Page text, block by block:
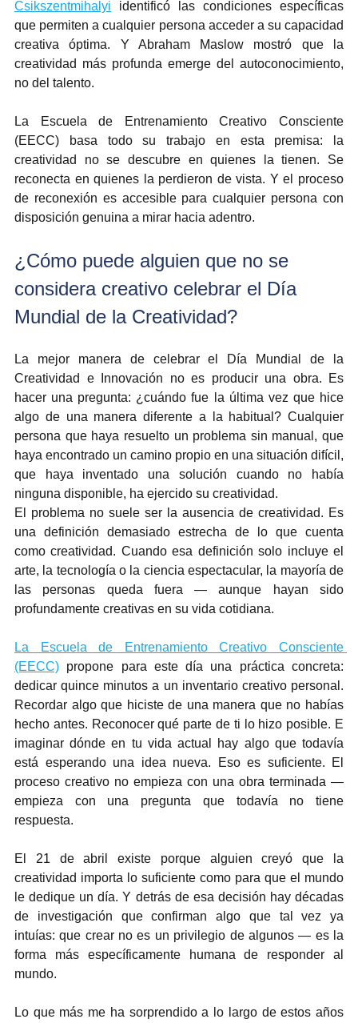
Csikszentmihalyi identificó las condiciones específicas
que permiten a cualquier persona acceder a su capacidad
creativa óptima. Y Abraham Maslow mostró que la
creatividad más profunda emerge del autoconocimiento,
no del talento.
La Escuela de Entrenamiento Creativo Consciente
(EECC) basa todo su trabajo en esta premisa: la
creatividad no se descubre en quienes la tienen. Se
reconecta en quienes la perdieron de vista. Y el proceso
de reconexión es accesible para cualquier persona con
disposición genuina a mirar hacia adentro.
¿Cómo puede alguien que no se
considera creativo celebrar el Día
Mundial de la Creatividad?
La mejor manera de celebrar el Día Mundial de la
Creatividad e Innovación no es producir una obra. Es
hacer una pregunta: ¿cuándo fue la última vez que hice
algo de una manera diferente a la habitual? Cualquier
persona que haya resuelto un problema sin manual, que
haya encontrado un camino propio en una situación difícil,
que haya inventado una solución cuando no había
ninguna disponible, ha ejercido su creatividad.
El problema no suele ser la ausencia de creatividad. Es
una definición demasiado estrecha de lo que cuenta
como creatividad. Cuando esa definición solo incluye el
arte, la tecnología o la ciencia espectacular, la mayoría de
las personas queda fuera — aunque hayan sido
profundamente creativas en su vida cotidiana.
La Escuela de Entrenamiento Creativo Consciente
(EECC) propone para este día una práctica concreta:
dedicar quince minutos a un inventario creativo personal.
Recordar algo que hiciste de una manera que no habías
hecho antes. Reconocer qué parte de ti lo hizo posible. E
imaginar dónde en tu vida actual hay algo que todavía
está esperando una idea nueva. Eso es suficiente. El
proceso creativo no empieza con una obra terminada —
empieza con una pregunta que todavía no tiene
respuesta.
El 21 de abril existe porque alguien creyó que la
creatividad importa lo suficiente como para que el mundo
le dedique un día. Y detrás de esa decisión hay décadas
de investigación que confirman algo que tal vez ya
intuías: que crear no es un privilegio de algunos — es la
forma más específicamente humana de responder al
mundo.
Lo que más me ha sorprendido a lo largo de estos años